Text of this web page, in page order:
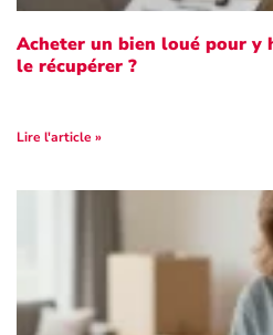
Acheter un bien loué pour y
le récupérer ?
Lire l'article »